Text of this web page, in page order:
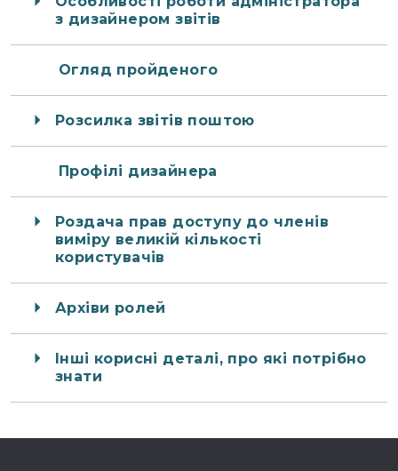
з дизайнером звітів
Огляд пройденого
Розсилка звітів поштою
Профілі дизайнера
Роздача прав доступу до членів
виміру великій кількості
користувачів
Архіви ролей
Інші корисні деталі, про які потрібно
знати